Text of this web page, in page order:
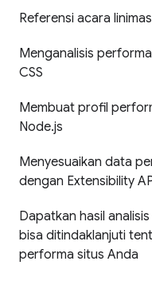
Referensi acara
Menganalisis
CSS
Membuat profil
Node.js
Menyesuaikan data
dengan Extensibility
Dapatkan hasil
bisa ditindaklanjuti
performa situs Anda